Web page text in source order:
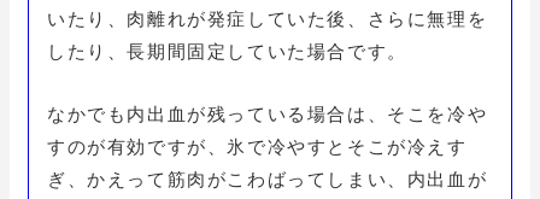
いたり、肉離れが発症していた後、さらに無理を
したり、長期間固定していた場合です。
なかでも内出血が残っている場合は、そこを冷や
すのが有効ですが、氷で冷やすとそこが冷えす
ぎ、かえって筋肉がこわばってしまい、内出血が